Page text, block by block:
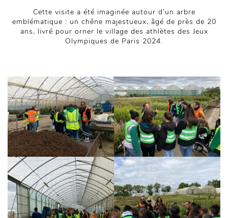
Cette visite a été imaginée autour d’un arbre
emblématique : un chêne majestueux, âgé de près de 20
ans, livré pour orner le village des athlètes des Jeux
Olympiques de Paris 2024.